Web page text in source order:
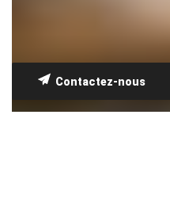
Contactez-nous